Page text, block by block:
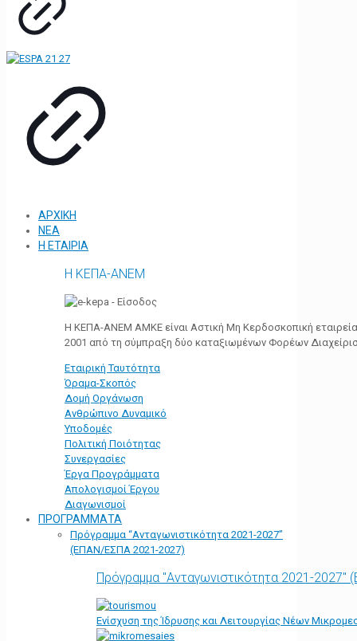
ΑΡΧΙΚΗ
ΝΕΑ
Η ΕΤΑΙΡΙΑ
Η ΚΕΠΑ-ΑΝΕΜ
Η ΚΕΠΑ-ΑΝΕΜ ΑΜΚΕ είναι Αστική Μη Κερδοσκοπική
2001 από τη σύμπραξη δύο καταξιωμένων Φορέων
Εταιρική Ταυτότητα
Όραμα-Σκοπός
Δομή Οργάνωση
Ανθρώπινο Δυναμικό
Υποδομές
Πολιτική Ποιότητας
Συνεργασίες
Έργα Προγράμματα
Απολογισμοί Έργου
Διαγωνισμοί
ΠΡΟΓΡΑΜΜΑΤΑ
Πρόγραμμα “Ανταγωνιστικότητα 2021-2027”
(ΕΠΑΝ/ΕΣΠΑ 2021-2027)
Πρόγραμμα "Ανταγωνιστικότητα 2021-
Ενίσχυση της Ίδρυσης και Λειτουργίας Νέων